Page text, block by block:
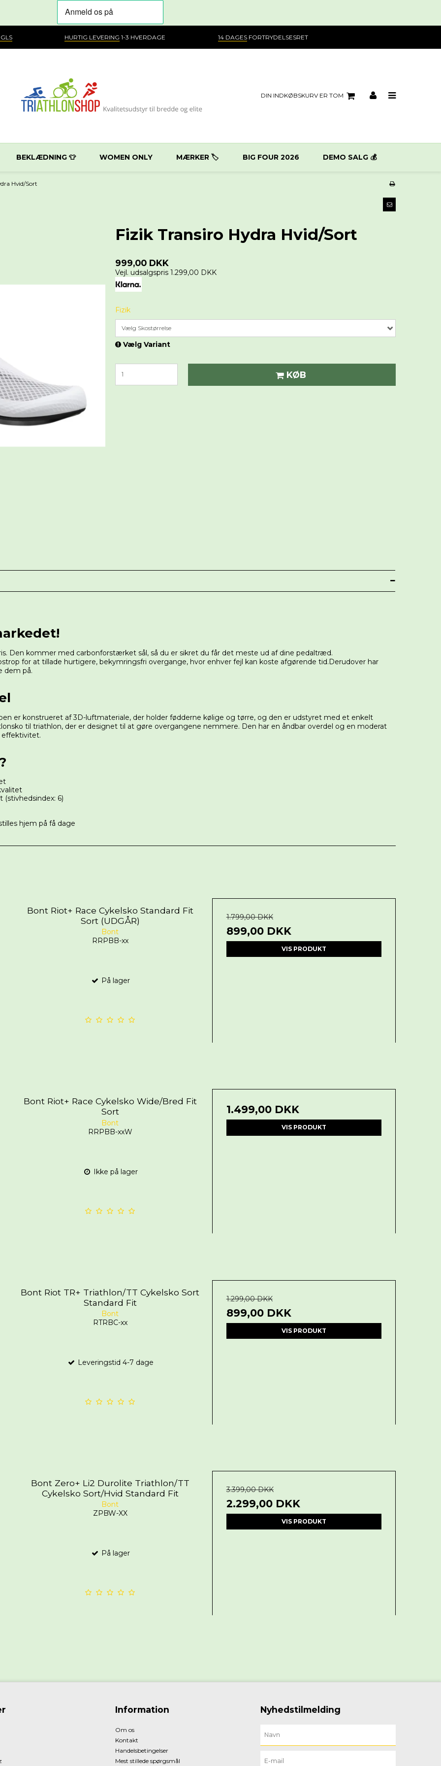
HURTIG LEVERING 1-3 HVERDAGE 14 DAGESFORTRYDELSESRET
DIN INDKØBSKURV ER TOM
BEKLÆDNING 👕 WOMEN ONLY MÆRKER 🏷️ BIG FOUR 2026 DEMO SALG 💰
Hvid/Sort
Fizik Transiro Hydra Hvid/Sort
999,00 DKK
Vejl. udsalgspris 1.299,00 DKK
Fizik
Vælg Skostørrelse
Vælg Variant
KØB
Den kommer med carbonforstærket sål, så du er sikret du får det meste ud af dine pedaltræd.
for at tillade hurtigere, bekymringsfri overgange, hvor enhver fejl kan koste afgørende tid.Derudover har
dem på.
er konstrueret af 3D-luftmateriale, der holder fødderne kølige og tørre, og den er udstyret med et enkelt
til triathlon, der er designet til at gøre overgangene nemmere. Den har en åndbar overdel og en moderat
effektivitet.
6)
hjem på få dage
Bont Riot+ Race Cykelsko Standard Fit
Sort (UDGÅR)
Bont
RRPBB-xx
På lager
1.799,00 DKK
899,00 DKK
VIS PRODUKT
Bont Riot+ Race Cykelsko Wide/Bred Fit
Sort
Bont
RRPBB-xxW
Ikke på lager
1.499,00 DKK
VIS PRODUKT
Bont Riot TR+ Triathlon/TT Cykelsko Sort
Standard Fit
Bont
RTRBC-xx
Leveringstid 4-7 dage
1.299,00 DKK
899,00 DKK
VIS PRODUKT
Bont Zero+ Li2 Durolite Triathlon/TT
Cykelsko Sort/Hvid Standard Fit
Bont
ZPBW-XX
På lager
3.399,00 DKK
2.299,00 DKK
VIS PRODUKT
Information
Om os
Kontakt
Handelsbetingelser
Mest stillede spørgsmål
Nyhedstilmelding